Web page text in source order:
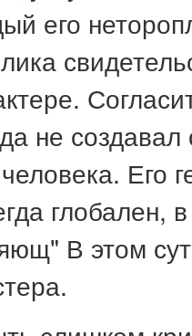
его
не создавал
Его
глобален,
В этом